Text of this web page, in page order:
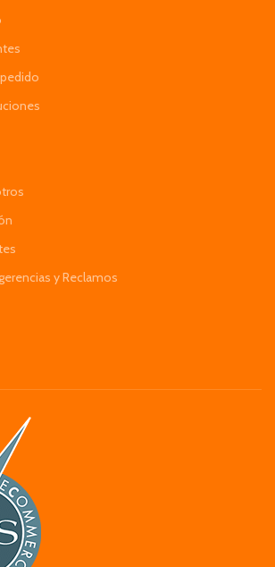
y Reclamos